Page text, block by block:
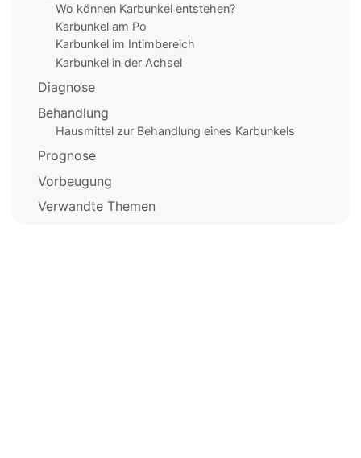
Wo können Karbunkel entstehen?
Karbunkel am Po
Karbunkel im Intimbereich
Karbunkel in der Achsel
Diagnose
Behandlung
Hausmittel zur Behandlung eines Karbunkels
Prognose
Vorbeugung
Verwandte Themen